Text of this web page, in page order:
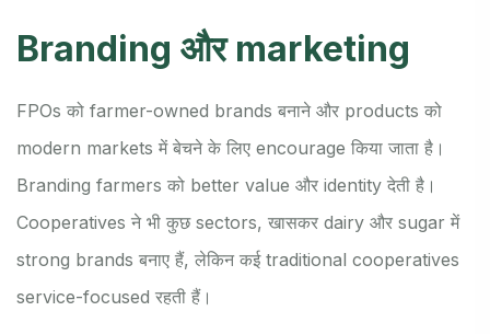
Branding और marketing
FPOs को farmer-owned brands बनाने और products को
modern markets में बेचने के लिए encourage किया जाता है।
Branding farmers को better value और identity देती है।
Cooperatives ने भी कुछ sectors, खासकर dairy और sugar में
strong brands बनाए हैं, लेकिन कई traditional cooperatives
service-focused रहती हैं।